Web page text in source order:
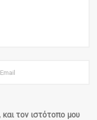
τον ιστότοπο μου